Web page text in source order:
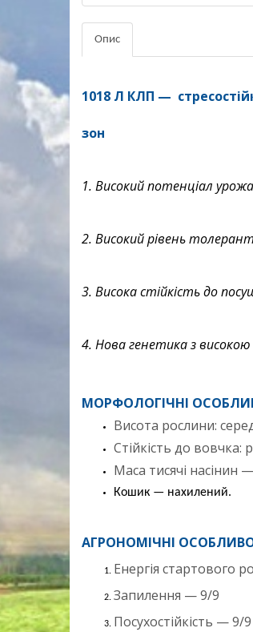
Опис
1018 Л КЛП —
зон
1. Високий потенціал
2. Високий рівень
3. Висока стійкість до
4. Нова генетика з
МОРФОЛОГІЧНІ
Висота рослини:
Стійкість до вовчка:
Маса тисячі насінин
Кошик — нахилений.
АГРОНОМІЧНІ
Енергія стартового
Запилення — 9/9
Посухостійкість — 9/9